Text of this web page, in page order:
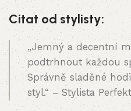
Citat od stylisty:
„Jemný a decentní
podtrhnout každou
Správně sladěné
styl.“ – Stylista